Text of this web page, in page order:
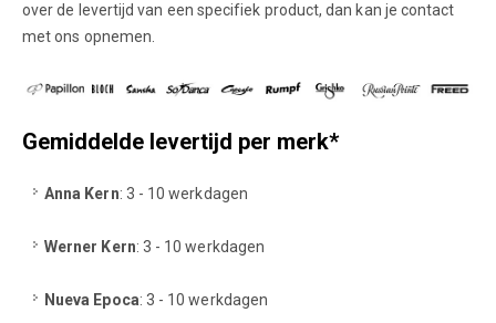
over de levertijd van een specifiek product, dan kan je contact
met ons opnemen.
Gemiddelde levertijd per merk*
Anna Kern: 3 - 10 werkdagen
Werner Kern: 3 - 10 werkdagen
Nueva Epoca: 3 - 10 werkdagen